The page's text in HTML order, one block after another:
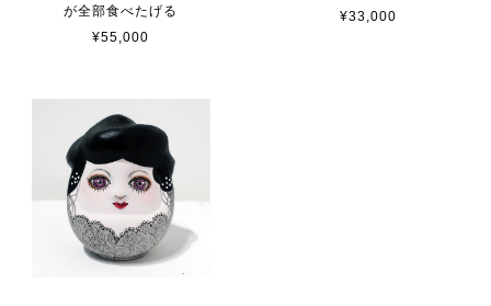
が全部食べたげる
¥55,000
¥33,000